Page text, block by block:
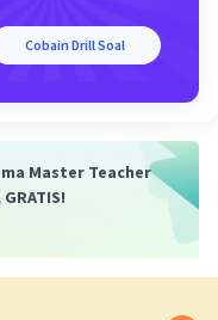
Cobain Drill Soal
Master Teacher